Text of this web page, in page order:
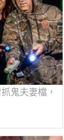
鬼夫妻檔，